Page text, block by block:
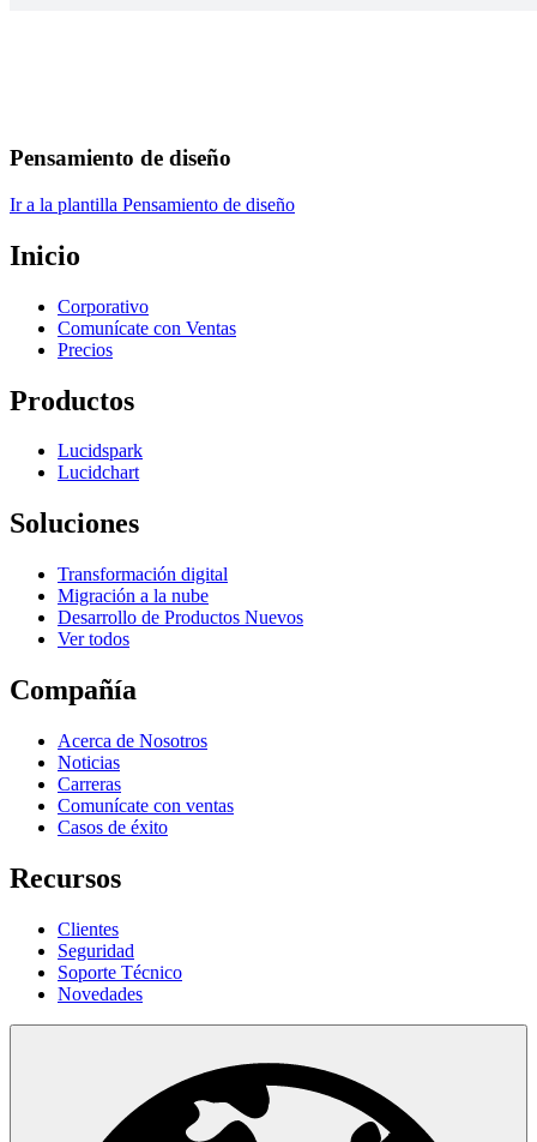
Pensamiento de diseño
Ir a la plantilla Pensamiento de diseño
Inicio
Corporativo
Comunícate con Ventas
Precios
Productos
Lucidspark
Lucidchart
Soluciones
Transformación digital
Migración a la nube
Desarrollo de Productos Nuevos
Ver todos
Compañía
Acerca de Nosotros
Noticias
Carreras
Comunícate con ventas
Casos de éxito
Recursos
Clientes
Seguridad
Soporte Técnico
Novedades